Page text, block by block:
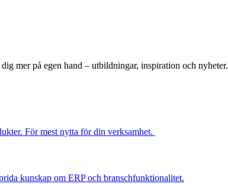
mer på egen hand – utbildningar, inspiration och nyheter.
För mest nytta för din verksamhet.
kunskap om ERP och branschfunktionalitet.